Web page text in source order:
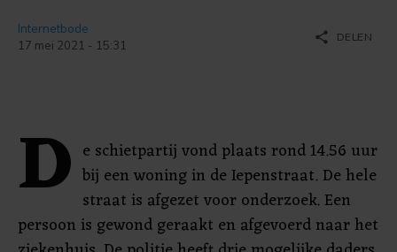
Internetbode
17 mei 2021 - 15:31
share DELEN
D e schietpartij vond plaats rond 14.56 uur
bij een woning in de Iepenstraat. De hele
straat is afgezet voor onderzoek. Een
persoon is gewond geraakt en afgevoerd naar het